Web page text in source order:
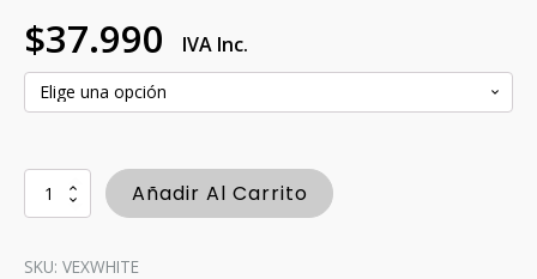
$37.990 IVA Inc.
Zapatilla
Vex
cantidad
Añadir Al Carrito
SKU: VEXWHITE